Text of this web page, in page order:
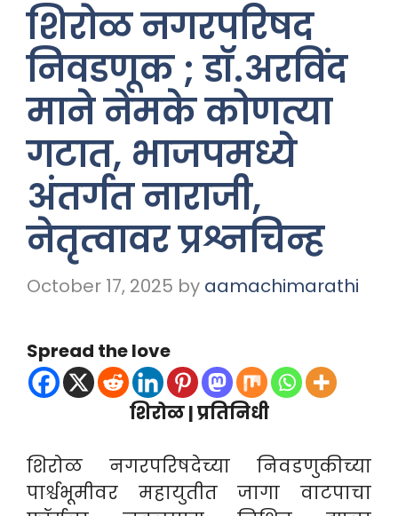
शिरोळ नगरपरिषद
निवडणूक ; डॉ.अरविंद
माने नेमके कोणत्या
गटात, भाजपमध्ये
अंतर्गत नाराजी,
नेतृत्वावर प्रश्नचिन्ह
October 17, 2025 by aamachimarathi
Spread the love
शिरोळ | प्रतिनिधी
शिरोळ नगरपरिषदेच्या निवडणुकीच्या
पार्श्वभूमीवर महायुतीत जागा वाटपाचा